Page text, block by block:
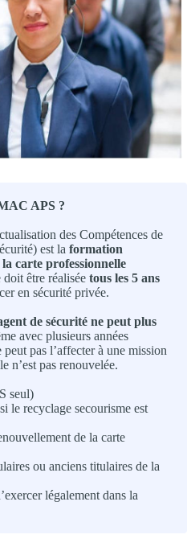
APS ?
des Compétences de
est la formation
carte professionnelle
doit être réalisée tous les 5 ans
en sécurité privée.
de sécurité ne peut plus
avec plusieurs années
pas l’affecter à une mission
n’est pas renouvelée.
seul)
le recyclage secourisme est
de la carte
ou anciens titulaires de la
légalement dans la